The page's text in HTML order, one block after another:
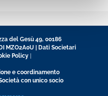
del Gesù 49, 00186
MZO2A0U |
Dati Societari
Policy
e coordinamento
con unico socio